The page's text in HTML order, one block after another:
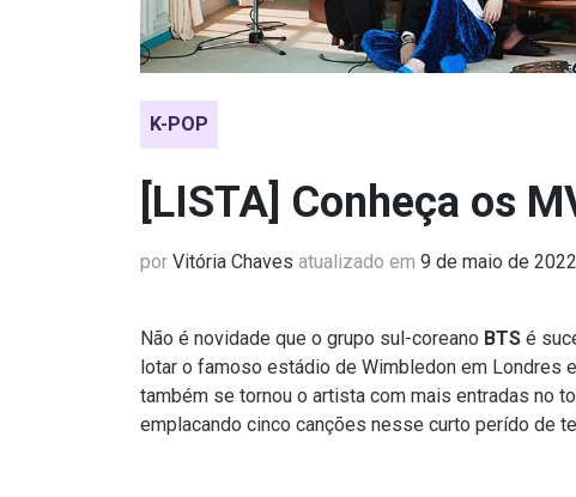
K-POP
[LISTA] Conheça os
por Vitória Chaves atualizado em 9 de maio de 2022
Não é novidade que o grupo sul-coreano BTS é
lotar o famoso estádio de Wimbledon em Londres
também se tornou o artista com mais entradas no
emplacando cinco canções nesse curto perído de